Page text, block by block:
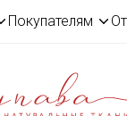
Покупателям